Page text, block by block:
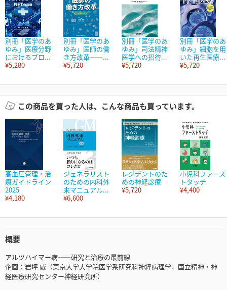
別冊「医学のあ
ゆみ」医療分野
におけるブロ...
¥5,280
別冊「医学のあ
ゆみ」医師の働
き方改革――...
¥5,720
別冊「医学のあ
ゆみ」司法精神
医学への招待...
¥5,720
別冊「医学のあ
ゆみ」細胞を用
いた再生医療...
¥5,720
この商品を買った人は、こんな商品も買っています。
高血圧管理・治
療ガイドライン
2025
¥4,180
ジェネラリスト
のための内科外
来マニュアル...
¥6,600
レジデントのた
めの神経診療
¥5,720
小児科ファース
トタッチ
¥4,400
概要
アルツハイマー病――研究と治療の最前線
企画：岩坪 威（東京大学大学院医学系研究科神経病理学，国立精神・神
経医療研究センター神経研究所）